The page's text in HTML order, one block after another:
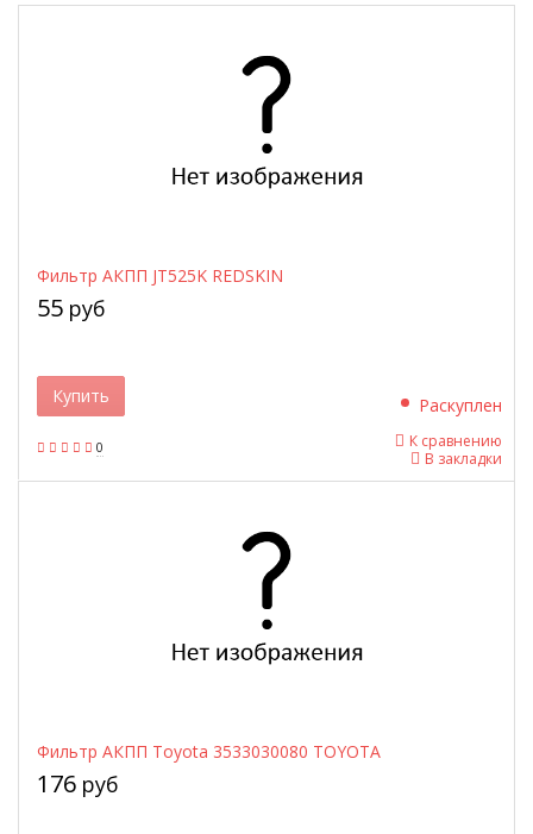
Фильтр АКПП JT525K REDSKIN
0
55 руб
Раскуплен
В закладки
К сравнению
Купить
Фильтр АКПП Toyota 3533030080 TOYOTA
176 руб